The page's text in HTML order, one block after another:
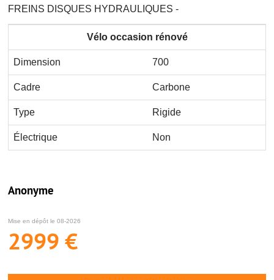
FREINS DISQUES HYDRAULIQUES -
Vélo occasion rénové
Dimension 700
Cadre Carbone
Type Rigide
Électrique Non
Anonyme
Mise en dépôt le 08-2026
2999 €